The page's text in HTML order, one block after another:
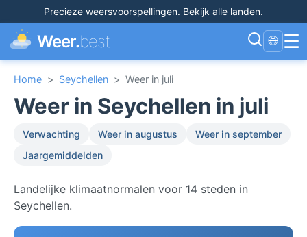
Precieze weersvoorspellingen. Bekijk alle landen.
Weer.best 🌐 ☰
Home > Seychellen > Weer in juli
Weer in Seychellen in juli
Verwachting Weer in augustus
Weer in september
Jaargemiddelden
Landelijke klimaatnormalen voor 14 steden in
Seychellen.